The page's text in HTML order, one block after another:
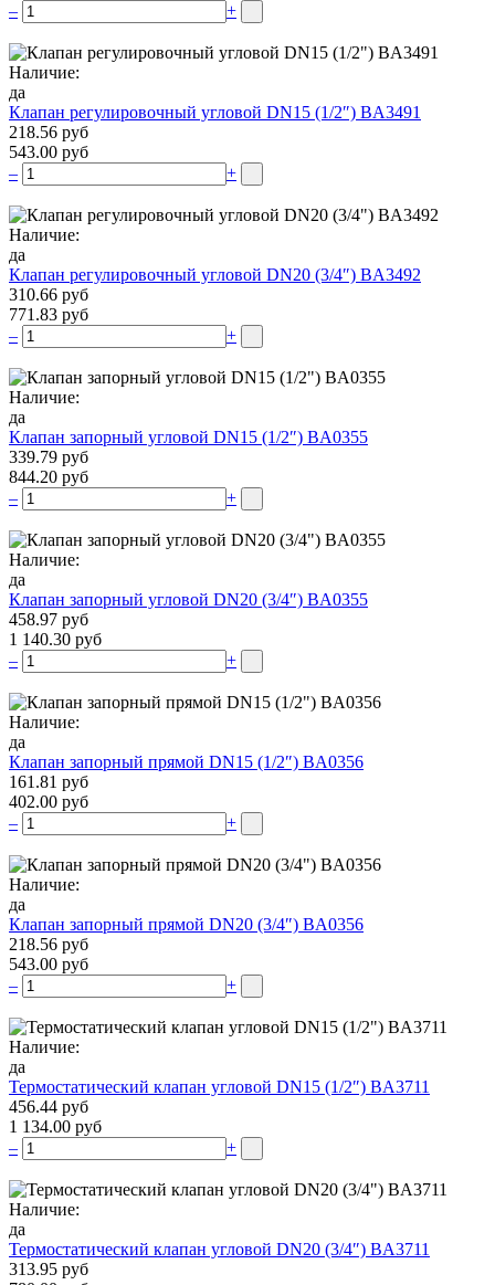
–
+
Наличие:
да
Клапан регулировочный угловой DN15 (1/2″) BA3491
218.56 руб
543.00 руб
–
+
Наличие:
да
Клапан регулировочный угловой DN20 (3/4″) BA3492
310.66 руб
771.83 руб
–
+
Наличие:
да
Клапан запорный угловой DN15 (1/2″) BA0355
339.79 руб
844.20 руб
–
+
Наличие:
да
Клапан запорный угловой DN20 (3/4″) BA0355
458.97 руб
1 140.30 руб
–
+
Наличие:
да
Клапан запорный прямой DN15 (1/2″) BA0356
161.81 руб
402.00 руб
–
+
Наличие:
да
Клапан запорный прямой DN20 (3/4″) BA0356
218.56 руб
543.00 руб
–
+
Наличие:
да
Термостатический клапан угловой DN15 (1/2″) BA3711
456.44 руб
1 134.00 руб
–
+
Наличие:
да
Термостатический клапан угловой DN20 (3/4″) BA3711
313.95 руб